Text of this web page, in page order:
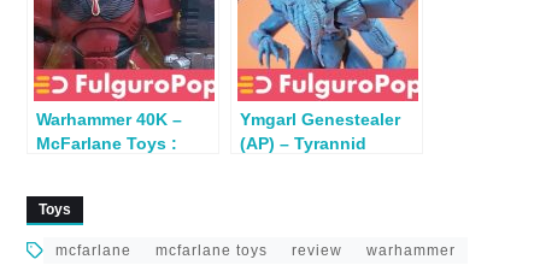
Warhammer 40K –
McFarlane Toys :
Ymgarl Genestealer
(AP) – Tyrannid
Toys
mcfarlane mcfarlane toys review warhammer